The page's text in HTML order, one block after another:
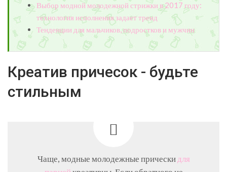
Выбор модной молодежной стрижки в 2017 году:
технология исполнения задает тренд
Тенденции для мальчиков, подростков и мужчин
Креатив причесок - будьте
стильным
Чаще, модные молодежные прическидля